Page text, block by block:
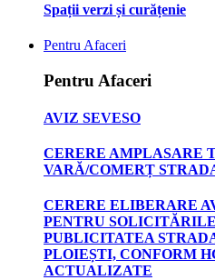
Spații verzi și curățenie
Pentru Afaceri
Pentru Afaceri
AVIZ SEVESO
CERERE AMPLASARE
VARĂ/COMERȚ
CERERE ELIBERARE
PENTRU
PUBLICITATEA
PLOIEȘTI, CONFORM
ACTUALIZATE